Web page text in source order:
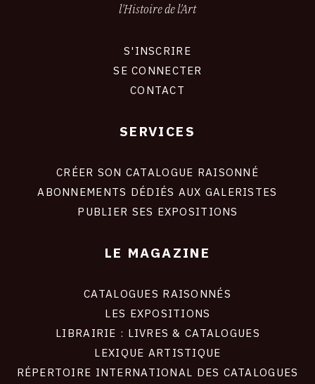
l'Histoire de l'Art
S'INSCRIRE
SE CONNECTER
CONTACT
SERVICES
CRÉER SON CATALOGUE RAISONNÉ
ABONNEMENTS DÉDIÉS AUX GALERISTES
PUBLIER SES EXPOSITIONS
LE MAGAZINE
CATALOGUES RAISONNÉS
LES EXPOSITIONS
LIBRAIRIE : LIVRES & CATALOGUES
LEXIQUE ARTISTIQUE
RÉPERTOIRE INTERNATIONAL DES CATALOGUES